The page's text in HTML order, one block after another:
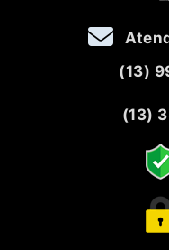
(13)
(13)